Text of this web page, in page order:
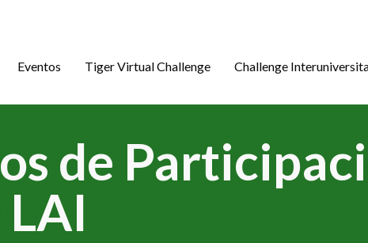
Eventos Tiger Virtual Challenge Challenge
de